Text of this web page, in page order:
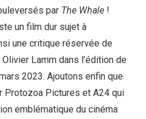
par The Whale !
un film dur sujet à
une critique réservée de
Lamm dans l’édition de
2023. Ajoutons enfin que
Protozoa Pictures et A24 qui
emblématique du cinéma